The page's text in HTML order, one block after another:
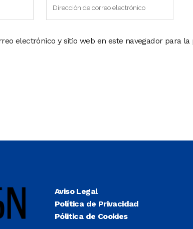
electrónico y sitio web en este navegador para
Aviso Legal
Política de Privacidad
Pólitica de Cookies